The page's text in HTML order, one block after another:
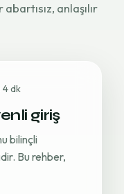
anlaşılır
4 dk
giriş
bilinçli
Bu rehber,